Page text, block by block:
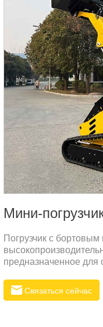
Мини-
Погрузчик с
предназначенное для
таких как Россия.
Связаться сейчас